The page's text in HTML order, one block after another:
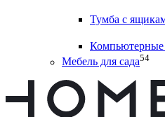
Тумба с
Компьютерные
Мебель для сада54